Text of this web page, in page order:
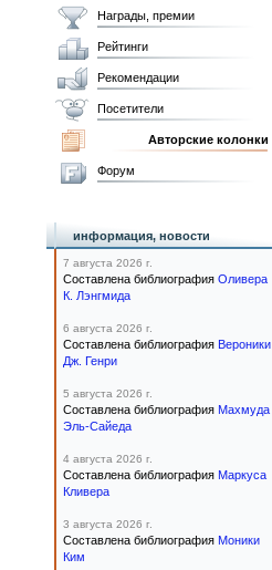
Награды, премии
Рейтинги
Рекомендации
Посетители
Авторские колонки
Форум
информация, новости
7 августа 2026 г.
Составлена библиография Оливера
К. Лэнгмида
6 августа 2026 г.
Составлена библиография Вероники
Дж. Генри
5 августа 2026 г.
Составлена библиография Махмуда
Эль-Сайеда
4 августа 2026 г.
Составлена библиография Маркуса
Кливера
3 августа 2026 г.
Составлена библиография Моники
Ким